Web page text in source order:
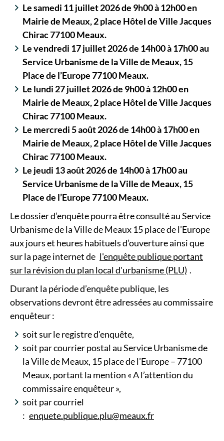
Le samedi 11 juillet 2026 de 9h00 à 12h00 en
Mairie de Meaux, 2 place Hôtel de Ville Jacques
Chirac 77100 Meaux.
Le vendredi 17 juillet 2026 de 14h00 à 17h00 au
Service Urbanisme de la Ville de Meaux, 15
Place de l’Europe 77100 Meaux.
Le lundi 27 juillet 2026 de 9h00 à 12h00 en
Mairie de Meaux, 2 place Hôtel de Ville Jacques
Chirac 77100 Meaux.
Le mercredi 5 août 2026 de 14h00 à 17h00 en
Mairie de Meaux, 2 place Hôtel de Ville Jacques
Chirac 77100 Meaux.
Le jeudi 13 août 2026 de 14h00 à 17h00 au
Service Urbanisme de la Ville de Meaux, 15
Place de l’Europe 77100 Meaux.
Le dossier d’enquête pourra être consulté au Service
Urbanisme de la Ville de Meaux 15 place de l’Europe
aux jours et heures habituels d’ouverture ainsi que
sur la page internet de l'enquête publique portant
sur la révision du plan local d'urbanisme (PLU) .
Durant la période d’enquête publique, les
observations devront être adressées au commissaire
enquêteur :
soit sur le registre d'enquête,
soit par courrier postal au Service Urbanisme de
la Ville de Meaux, 15 place de l’Europe – 77100
Meaux, portant la mention « A l’attention du
commissaire enquêteur »,
soit par courriel
: enquete.publique.plu@meaux.fr